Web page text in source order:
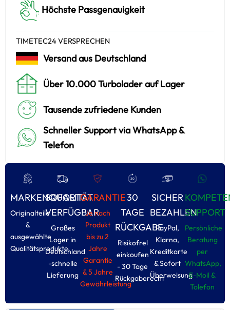
Höchste Passgenauigkeit
TIMETEC24 VERSPRECHEN
Versand aus Deutschland
Über 10.000 Turbolader auf Lager
Tausende zufriedene Kunden
Schneller Support via WhatsApp &
Telefon
MARKENQUALITÄT
Originalteile
&
ausgewählte
Qualitätsprodukte
SOFORT
VERFÜGBAR
Großes
Loger in
Deutschland
-schnelle
Lieferung
GARANTIE
Je nach
Produkt
bis zu 2
Jahre
Garantie
& 5 Jahre
Gewährleistung
30
TAGE
RÜCKGABE
Risikofrel
einkoufen
- 30 Tage
Rückgaberecht
SICHER
BEZAHLEN
PayPal,
Klarna,
Kreditkarte
& Sofort
Überweisung
SUPPORT
Persönliche
Beratung
per
WhatsApp,
E-Moil &
Tolefon